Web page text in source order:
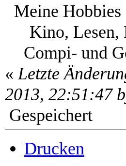
Meine
Kino, Lesen,
Compi- und
« Letzte
2013, 22:51:47
Gespeichert
Drucken